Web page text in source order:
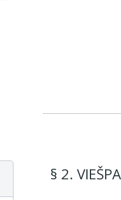
§ 2.